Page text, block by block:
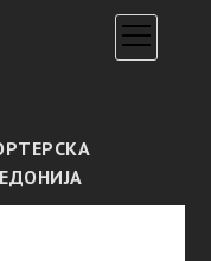
open
menu